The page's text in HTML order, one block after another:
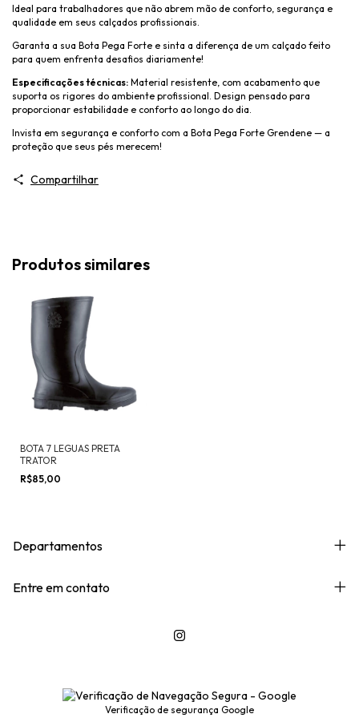
Ideal para trabalhadores que não abrem mão de conforto, segurança e
qualidade em seus calçados profissionais.
Garanta a sua Bota Pega Forte e sinta a diferença de um calçado feito
para quem enfrenta desafios diariamente!
Especificações técnicas: Material resistente, com acabamento que
suporta os rigores do ambiente profissional. Design pensado para
proporcionar estabilidade e conforto ao longo do dia.
Invista em segurança e conforto com a Bota Pega Forte Grendene — a
proteção que seus pés merecem!
Compartilhar
Produtos similares
BOTA 7 LEGUAS PRETA
TRATOR
R$85,00
Departamentos
Entre em contato
Verificação de segurança Google